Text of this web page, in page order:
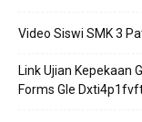
Video Siswi SMK 3
Link Ujian Kepekaan
Forms Gle